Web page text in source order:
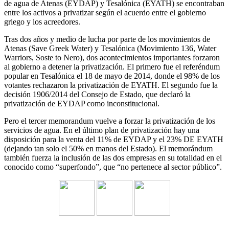
de agua de Atenas (EYDAP) y Tesalónica (EYATH) se encontraban
entre los activos a privatizar según el acuerdo entre el gobierno
griego y los acreedores.
Tras dos años y medio de lucha por parte de los movimientos de
Atenas (Save Greek Water) y Tesalónica (Movimiento 136, Water
Warriors, Soste to Nero), dos acontecimientos importantes forzaron
al gobierno a detener la privatización. El primero fue el referéndum
popular en Tesalónica el 18 de mayo de 2014, donde el 98% de los
votantes rechazaron la privatización de EYATH. El segundo fue la
decisión 1906/2014 del Consejo de Estado, que declaró la
privatización de EYDAP como inconstitucional.
Pero el tercer memorandum vuelve a forzar la privatización de los
servicios de agua. En el último plan de privatización hay una
disposición para la venta del 11% de EYDAP y el 23% DE EYATH
(dejando tan solo el 50% en manos del Estado). El memorándum
también fuerza la inclusión de las dos empresas en su totalidad en el
conocido como “superfondo”, que “no pertenece al sector público”.